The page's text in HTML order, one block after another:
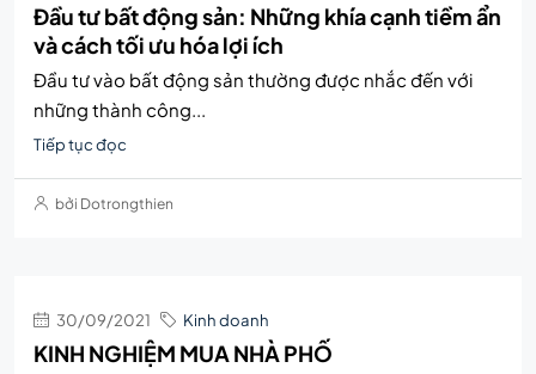
Đầu tư bất động sản: Những khía cạnh tiềm ẩn
và cách tối ưu hóa lợi ích
Đầu tư vào bất động sản thường được nhắc đến với
những thành công...
Tiếp tục đọc
bởi Dotrongthien
30/09/2021 Kinh doanh
KINH NGHIỆM MUA NHÀ PHỐ